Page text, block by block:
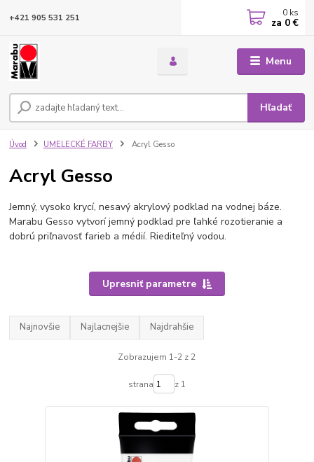
Menu
Hľadať
+421 905 531 251 0 ks
za 0 €
Úvod UMELECKÉ FARBY Acryl Gesso
Acryl Gesso
Jemný, vysoko krycí, nesavý akrylový podklad na vodnej báze.
Marabu Gesso vytvorí jemný podklad pre ľahké rozotieranie a
dobrú priľnavosť farieb a médií. Riediteľný vodou.
Upresniť parametre
Najnovšie Najlacnejšie Najdrahšie
Zobrazujem 1-2 z 2
strana z 1